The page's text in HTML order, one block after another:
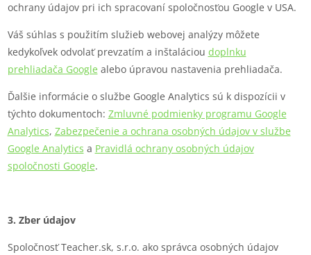
ochrany údajov pri ich spracovaní spoločnosťou Google v USA.
Váš súhlas s použitím služieb webovej analýzy môžete
kedykoľvek odvolať prevzatím a inštaláciou doplnku
prehliadača Google alebo úpravou nastavenia prehliadača.
Ďalšie informácie o službe Google Analytics sú k dispozícii v
týchto dokumentoch: Zmluvné podmienky programu Google
Analytics, Zabezpečenie a ochrana osobných údajov v službe
Google Analytics a Pravidlá ochrany osobných údajov
spoločnosti Google.
3. Zber údajov
Spoločnosť Teacher.sk, s.r.o. ako správca osobných údajov